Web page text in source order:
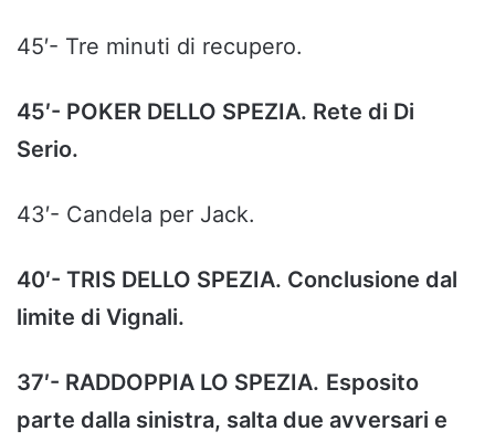
45′- Tre minuti di recupero.
45′- POKER DELLO SPEZIA. Rete di Di
Serio.
43′- Candela per Jack.
40′- TRIS DELLO SPEZIA. Conclusione dal
limite di Vignali.
37′- RADDOPPIA LO SPEZIA. Esposito
parte dalla sinistra, salta due avversari e